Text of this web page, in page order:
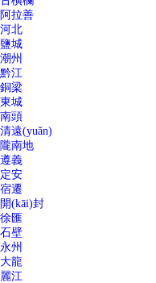
阿拉善
河北
鹽城
潮州
黔江
銅梁
東城
南頭
清遠(yuǎn)
隴南地
遵義
定安
宿遷
開(kāi)封
徐匯
石壁
永州
大龍
麗江